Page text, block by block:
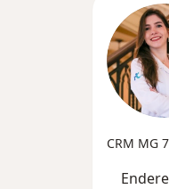
CRM MG